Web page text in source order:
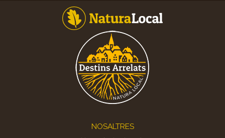
NOSALTRES